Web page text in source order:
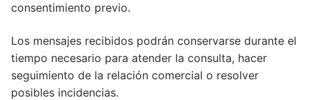
consentimiento previo.
Los mensajes recibidos podrán conservarse durante el
tiempo necesario para atender la consulta, hacer
seguimiento de la relación comercial o resolver
posibles incidencias.